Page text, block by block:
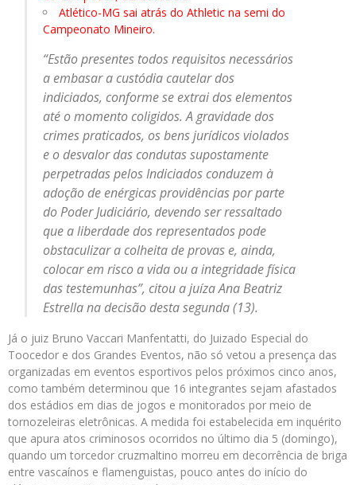
Atlético-MG sai atrás do Athletic na semi do
Campeonato Mineiro.
“Estão presentes todos requisitos necessários
a embasar a custódia cautelar dos
indiciados, conforme se extrai dos elementos
até o momento coligidos. A gravidade dos
crimes praticados, os bens jurídicos violados
e o desvalor das condutas supostamente
perpetradas pelos Indiciados conduzem à
adoção de enérgicas providências por parte
do Poder Judiciário, devendo ser ressaltado
que a liberdade dos representados pode
obstaculizar a colheita de provas e, ainda,
colocar em risco a vida ou a integridade física
das testemunhas”, citou a juíza Ana Beatriz
Estrella na decisão desta segunda (13).
Já o juiz Bruno Vaccari Manfentatti, do Juizado Especial do
Toocedor e dos Grandes Eventos, não só vetou a presença das
organizadas em eventos esportivos pelos próximos cinco anos,
como também determinou que 16 integrantes sejam afastados
dos estádios em dias de jogos e monitorados por meio de
tornozeleiras eletrônicas. A medida foi estabelecida em inquérito
que apura atos criminosos ocorridos no último dia 5 (domingo),
quando um torcedor cruzmaltino morreu em decorrência de briga
entre vascaínos e flamenguistas, pouco antes do início do